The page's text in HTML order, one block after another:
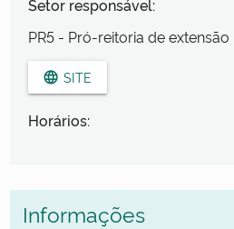
Setor responsável:
PR5 - Pró-reitoria de extensão
language SITE
Horários:
Informações